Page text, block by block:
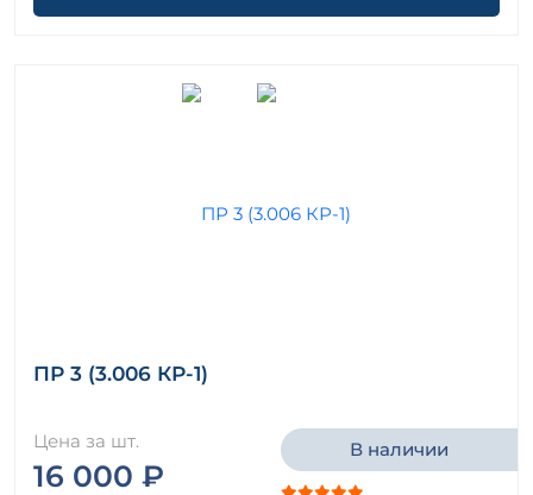
ПР 3 (3.006 КР-1)
Цена за шт.
16 000 ₽
В наличии